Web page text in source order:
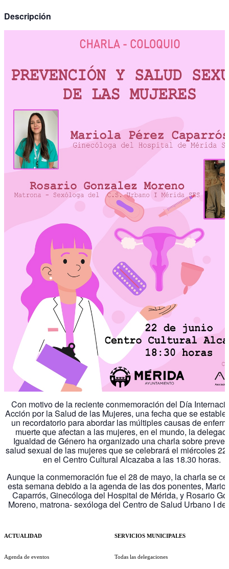
Descripción
Con motivo de la reciente conmemoración del Día
Acción por la Salud de las Mujeres, una fecha que se
un recordatorio para abordar las múltiples causas de
muerte que afectan a las mujeres, en el mundo, la
Igualdad de Género ha organizado una charla sobre
salud sexual de las mujeres que se celebrará el miércoles
en el Centro Cultural Alcazaba a las 18.30 horas.
Aunque la conmemoración fue el 28 de mayo, la charla se
esta semana debido a la agenda de las dos ponentes,
Caparrós, Ginecóloga del Hospital de Mérida, y Rosario
Moreno, matrona- sexóloga del Centro de Salud Urbano I de
ACTUALIDAD
Agenda de eventos
SERVICIOS MUNICIPALES
Todas las delegaciones